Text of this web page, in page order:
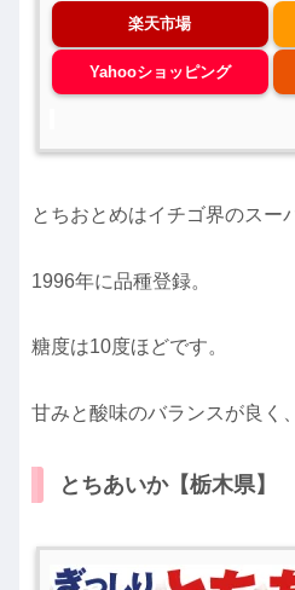
楽天市場
Yahooショッピング
とちおとめはイチゴ界のスー
1996年に品種登録。
糖度は10度ほどです。
甘みと酸味のバランスが良く
とちあいか【栃木県】